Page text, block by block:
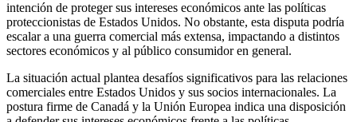
intención de proteger sus intereses económicos ante las políticas
proteccionistas de Estados Unidos. No obstante, esta disputa podría
escalar a una guerra comercial más extensa, impactando a distintos
sectores económicos y al público consumidor en general.​
La situación actual plantea desafíos significativos para las relaciones
comerciales entre Estados Unidos y sus socios internacionales. La
postura firme de Canadá y la Unión Europea indica una disposición